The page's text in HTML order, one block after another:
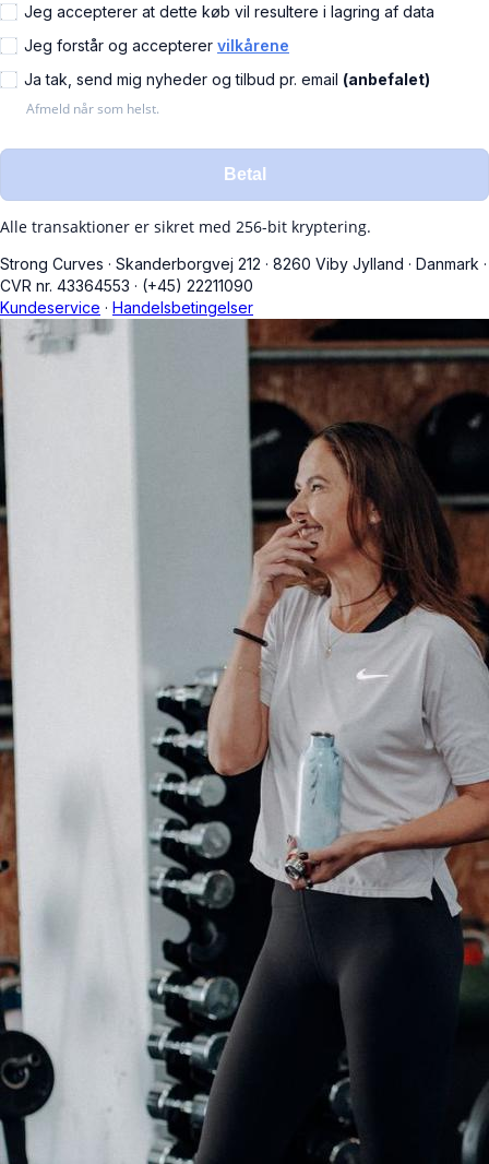
Jeg accepterer at dette køb vil resultere i lagring af data
Jeg forstår og accepterer vilkårene
Ja tak, send mig nyheder og tilbud pr. email (anbefalet)
Afmeld når som helst.
Betal
Alle transaktioner er sikret med 256-bit kryptering.
Strong Curves · Skanderborgvej 212 · 8260 Viby Jylland · Danmark ·
CVR nr. 43364553 · (+45) 22211090
Kundeservice · Handelsbetingelser